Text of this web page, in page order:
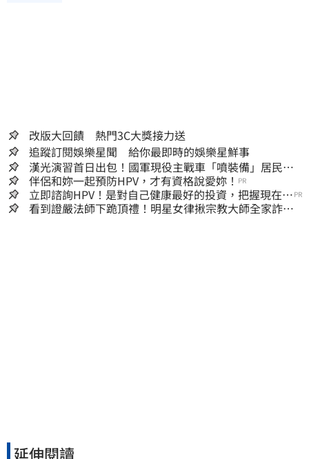
改版大回饋 熱門3C大獎接力送
追蹤訂閱娛樂星聞 給你最即時的娛樂星鮮事
漢光演習首日出包！國軍現役主戰車「噴裝備」居民撿
到零件…軍方說話了
伴侶和妳一起預防HPV，才有資格說愛妳！ PR
立即諮詢HPV！是對自己健康最好的投資，把握現在不
嫌晚！
PR
看到證嚴法師下跪頂禮！明星女律揪宗教大師全家詐慈
延伸閱讀